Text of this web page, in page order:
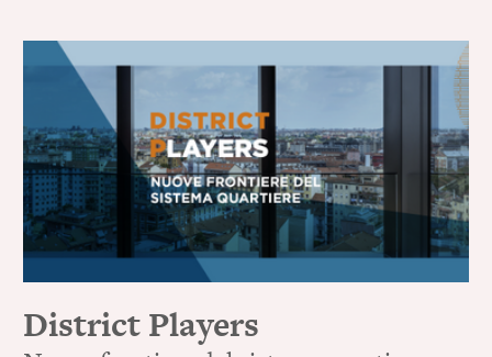
District Players